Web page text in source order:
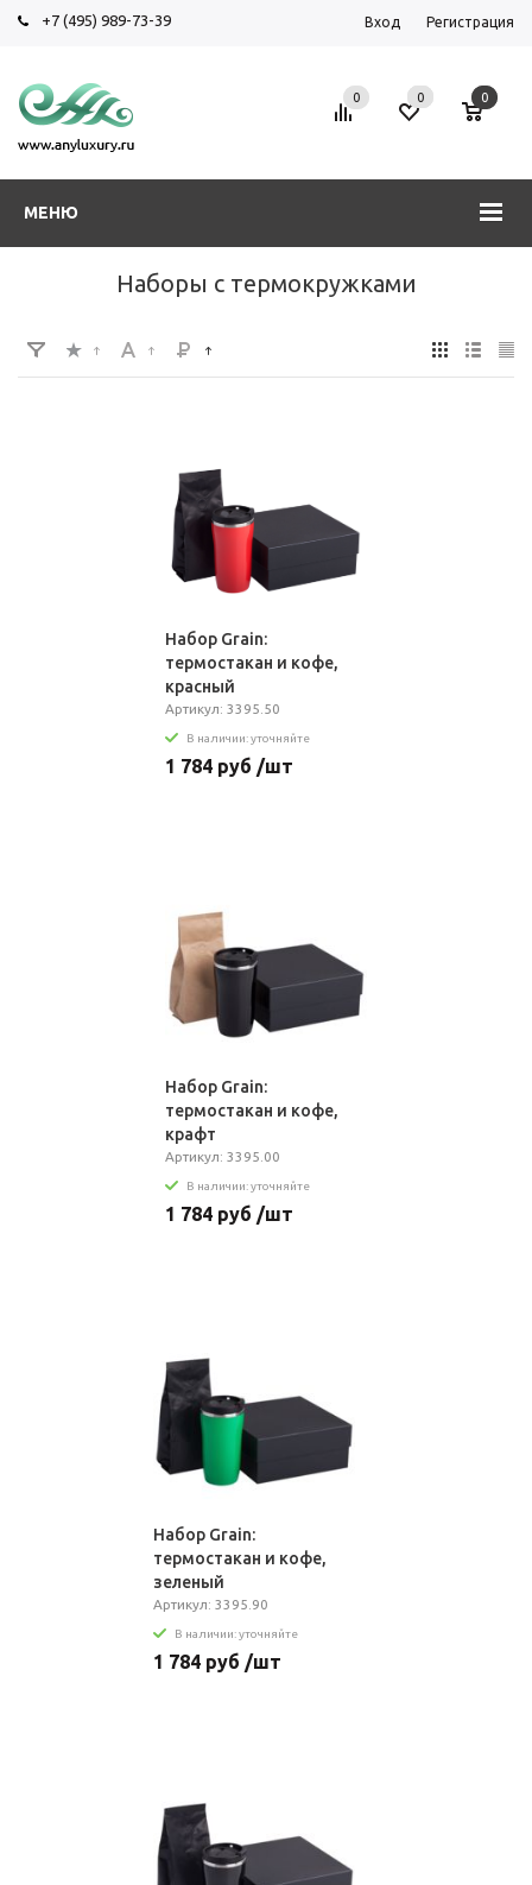
+7 (495) 989-73-39 Вход Регистрация
МЕНЮ
0 0 0
Наборы с термокружками
Набор Grain:
термостакан и кофе,
красный
Артикул: 3395.50
В наличии: уточняйте
1 784 руб /шт
Набор Grain:
термостакан и кофе,
крафт
Артикул: 3395.00
В наличии: уточняйте
1 784 руб /шт
Набор Grain:
термостакан и кофе,
зеленый
Артикул: 3395.90
В наличии: уточняйте
1 784 руб /шт